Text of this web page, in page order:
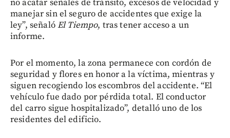
no acatar señales de tránsito, excesos de velocidad y
manejar sin el seguro de accidentes que exige la
ley”, señalóEl Tiempo, tras tener acceso a un
informe.
Por el momento, la zona permanece con cordón de
seguridad y flores en honor a la víctima, mientras y
siguen recogiendo los escombros del accidente. “El
vehículo fue dado por pérdida total. El conductor
del carro sigue hospitalizado”, detalló uno de los
residentes del edificio.